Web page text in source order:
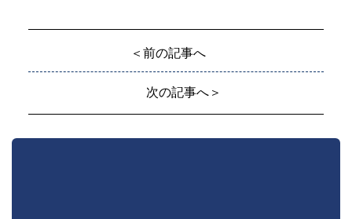
＜前の記事へ
次の記事へ＞